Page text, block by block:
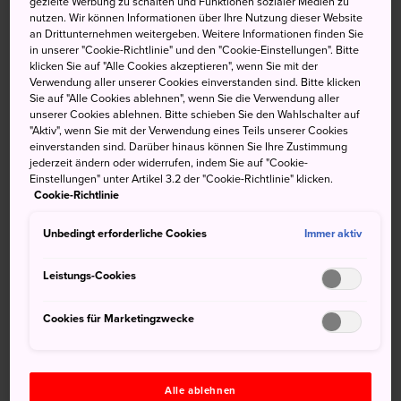
Orten, um die Kirschblüte im späten Frühjahr zu erleben.
Er wird als einer der 100 schönsten Plätze Japans geführt
und ist besonders bekannt für seine Yaezakura oder
doppelblütigen Kirschbäume.
Kurzinfo
Über 2.000 doppelt blühende „Yaezakura“-Kirschbäume
Anfahrt
Sie erreichen den Park vom Bahnhof Shizu aus problemlos
Der Shizumine-Furusato-Park ist 25 Gehminuten vom
nutzen. Wir können Informationen über Ihre Nutzung dieser Website
an Drittunternehmen weitergeben. Weitere Informationen finden Sie
in unserer "Cookie-Richtlinie" und den "Cookie-Einstellungen". Bitte
klicken Sie auf "Alle Cookies akzeptieren", wenn Sie mit der
Verwendung aller unserer Cookies einverstanden sind. Bitte klicken
Sie auf "Alle Cookies ablehnen", wenn Sie die Verwendung aller
unserer Cookies ablehnen. Bitte schieben Sie den Wahlschalter auf
"Aktiv", wenn Sie mit der Verwendung eines Teils unserer Cookies
einverstanden sind. Darüber hinaus können Sie Ihre Zustimmung
jederzeit ändern oder widerrufen, indem Sie auf "Cookie-
Einstellungen" unter Artikel 3.2 der "Cookie-Richtlinie" klicken.
Cookie-Richtlinie
Unbedingt erforderliche Cookies Immer aktiv
Leistungs-Cookies
Cookies für Marketingzwecke
Alle ablehnen